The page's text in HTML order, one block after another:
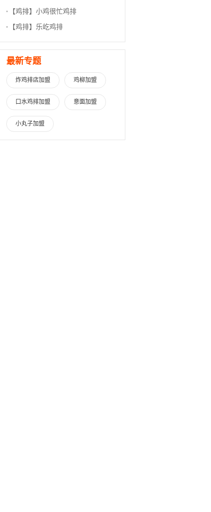
【鸡排】 小鸡很忙鸡排
【鸡排】 乐屹鸡排
最新专题
炸鸡排店加盟 鸡柳加盟
口水鸡排加盟 意面加盟
小丸子加盟